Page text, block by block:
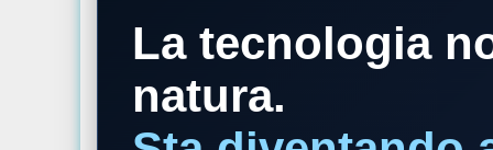
La tecnologia
natura.